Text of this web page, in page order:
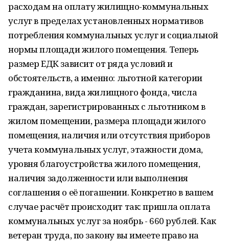
расходам на оплату жилищно-коммунальных
услуг в пределах установленных нормативов
потребления коммунальных услуг и социальной
нормы площади жилого помещения. Теперь
размер ЕДК зависит от ряда условий и
обстоятельств, а именно: льготной категории
гражданина, вида жилищного фонда, числа
граждан, зарегистрированных с льготником в
жилом помещении, размера площади жилого
помещения, наличия или отсутствия приборов
учета коммунальных услуг, этажности дома,
уровня благоустройства жилого помещения,
наличия задолженности или выполнения
соглашения о её погашении. Конкретно в вашем
случае расчёт происходит так: пришла оплата
коммунальных услуг за ноябрь - 660 рублей. Как
ветеран труда, по закону вы имеете право на